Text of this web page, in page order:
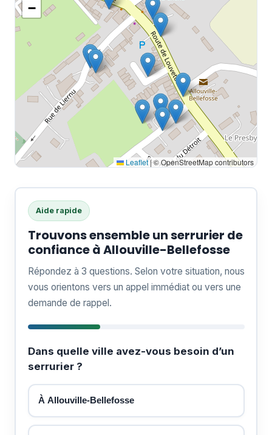
−
Leaflet|© OpenStreetMap contributors
Aide rapide
Trouvons ensemble un serrurier de
confiance à Allouville-Bellefosse
Répondez à 3 questions. Selon votre situation, nous
vous orientons vers un appel immédiat ou vers une
demande de rappel.
Dans quelle ville avez-vous besoin d’un
serrurier ?
À Allouville-Bellefosse